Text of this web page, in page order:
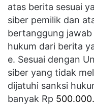
atas berita sesuai
siber pemilik dan
bertanggung
hukum dari berita
e. Sesuai dengan
siber yang tidak
dijatuhi sanksi
banyak Rp